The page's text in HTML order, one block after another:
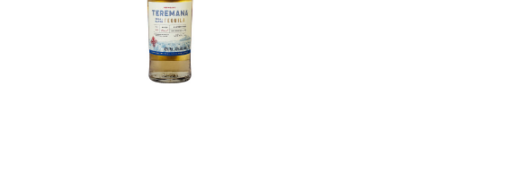
In den Korb